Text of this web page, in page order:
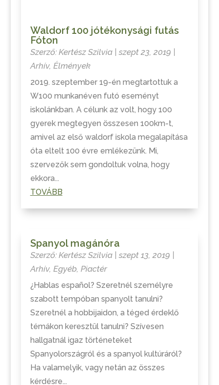
Waldorf 100 jótékonysági futás
Fóton
Szerző: Kertész Szilvia| szept 23, 2019
Arhív, Élmények
2019. szeptember 19-én megtartottuk a
W100 munkanéven futó eseményt
iskolánkban. A célunk az volt, hogy 100
gyerek megtegyen összesen 100km-t,
amivel az első waldorf iskola megalapítása
óta eltelt 100 évre emlékezünk. Mi,
szervezők sem gondoltuk volna, hogy
ekkora...
TOVÁBB
Spanyol magánóra
Szerző: Kertész Szilvia| szept 13, 2019
Arhív, Egyéb, Piactér
¿Hablas español? Szeretnél személyre
szabott tempóban spanyolt tanulni?
Szeretnél a hobbijaidon, a téged érdeklő
témákon keresztül tanulni? Szívesen
hallgatnál igaz történeteket
Spanyolországról és a spanyol kultúráról?
Ha valamelyik, vagy netán az összes
kérdésre...